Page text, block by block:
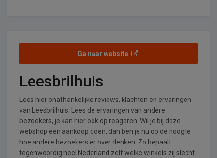
Ga naar website
Leesbrilhuis
Lees hier onafhankelijke reviews, klachten en ervaringen
van Leesbrilhuis. Lees de ervaringen van andere
bezoekers, je kan hier ook op reageren. Wil je bij deze
webshop een aankoop doen, dan ben je nu op de hoogte
hoe andere bezoekers er over denken. Zo bepaalt
tegenwoordig heel Nederland zelf welke winkels zij slecht